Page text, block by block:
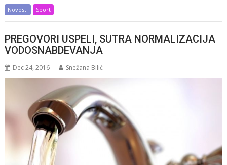
Novosti Sport
PREGOVORI USPELI, SUTRA NORMALIZACIJA
VODOSNABDEVANJA
Dec 24, 2016 Snežana Bilić